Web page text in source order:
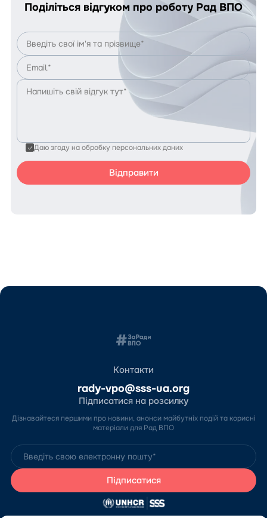
Поділіться відгуком про роботу Рад ВПО
Даю згоду на обробку персональних даних
Контакти
rady-vpo@sss-ua.org
Підписатися на розсилку
Дізнавайтеся першими про новини, анонси майбутніх подій та корисні
матеріали для Рад ВПО